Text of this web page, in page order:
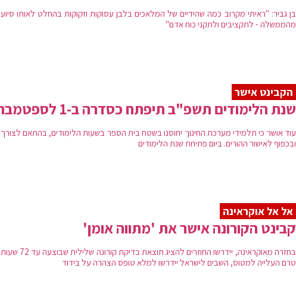
בן גביר: "ראיתי מקרוב כמה שהידיים של המלאכים בלבן עסוקות וזקוקות בהחלט לאותו סיוע
מהממשלה - לתקציבים ולתקני כוח אדם"
הקבינט אישר
שנת הלימודים תשפ"ב תיפתח כסדרה ב-1 לספטמבר
עוד אושר כי תלמידי מערכת החינוך יחוסנו בשטח בית הספר בשעות הלימודים, בהתאם לצורך
ובכפוף לאישור ההורים. ביום פתיחת שנת הלימודים
אל אל אוקראינה
קבינט הקורונה אישר את 'מתווה אומן'
בחזרה מאוקראינה, יידרשו החוזרים להציג תוצאת בדיקת קורונה שלילית שבוצעה עד 72 שעות
טרם העלייה למטוס, השבים לישראל יידרשו למלא טופס הצהרה על בידוד